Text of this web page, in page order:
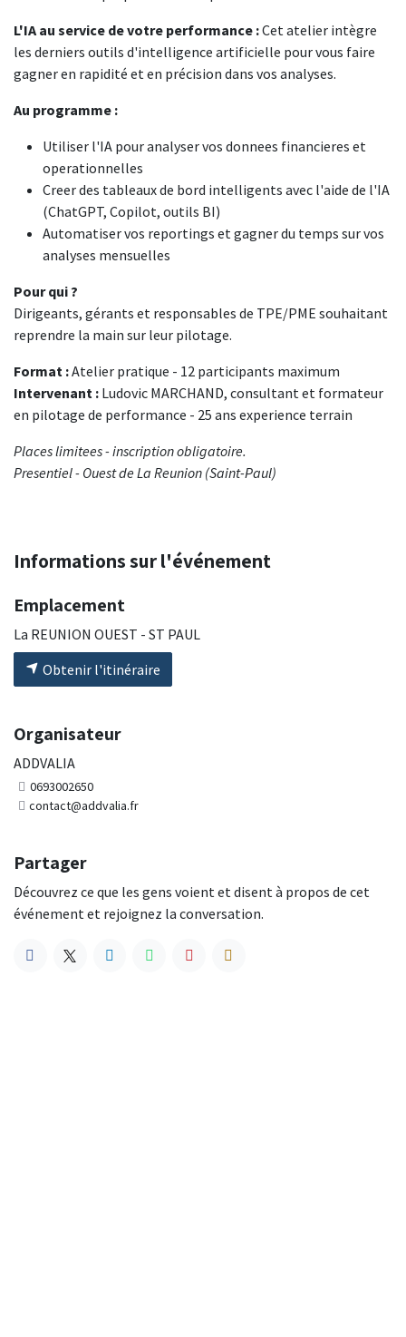
L'IA au service de votre performance :Cet atelier intègre
les derniers outils d'intelligence artificielle pour vous faire
gagner en rapidité et en précision dans vos analyses.
Au programme :
Utiliser l'IA pour analyser vos donnees financieres et
operationnelles
Creer des tableaux de bord intelligents avec l'aide de l'IA
(ChatGPT, Copilot, outils BI)
Automatiser vos reportings et gagner du temps sur vos
analyses mensuelles
Pour qui ?
Dirigeants, gérants et responsables de TPE/PME souhaitant
reprendre la main sur leur pilotage.
Format :Atelier pratique - 12 participants maximum
Intervenant : Ludovic MARCHAND, consultant et formateur
en pilotage de performance - 25 ans experience terrain
Places limitees - inscription obligatoire.
Presentiel - Ouest de La Reunion (Saint-Paul)
Informations sur l'événement
Emplacement
La REUNION OUEST - ST PAUL
Obtenir l'itinéraire
Organisateur
ADDVALIA
0693002650
contact@addvalia.fr
Partager
Découvrez ce que les gens voient et disent à propos de cet
événement et rejoignez la conversation.